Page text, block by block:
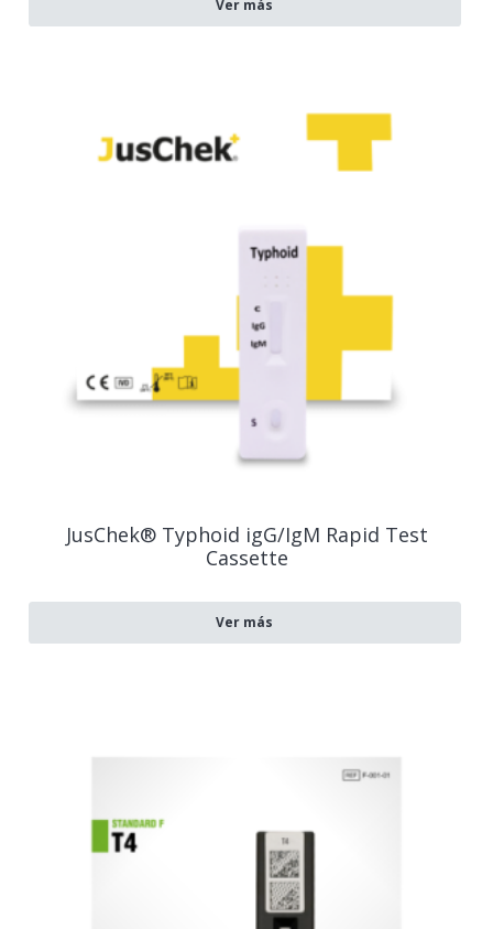
Ver más
JusChek® Typhoid igG/IgM Rapid Test
Cassette
Ver más